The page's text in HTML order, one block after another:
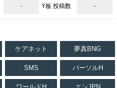
- Y板 投稿数 -
ケアネット 夢真BNG
SMS パーソルH